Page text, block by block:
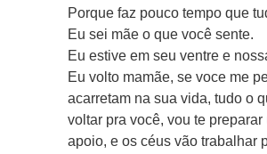
Porque faz pouco tempo que
Eu sei mãe o que você sente.
Eu estive em seu ventre e
Eu volto mamãe, se voce me
acarretam na sua vida, tudo o
voltar pra você, vou te
apoio, e os céus vão trabalhar